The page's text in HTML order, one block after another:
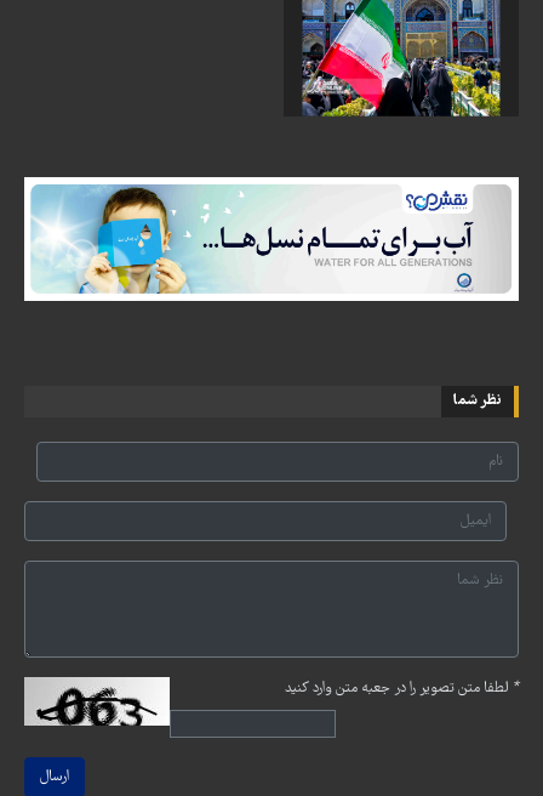
نظر شما
* لطفا متن تصویر را در جعبه متن وارد کنید
ارسال